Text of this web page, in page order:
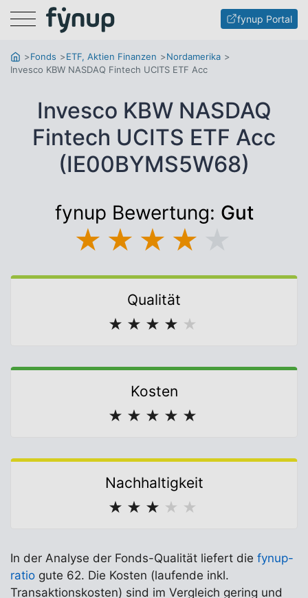
Menu fynup Portal
Fonds ETF, Aktien Finanzen
Nordamerika
Invesco KBW NASDAQ Fintech UCITS ETF Acc
Invesco KBW NASDAQ
Fintech UCITS ETF Acc
(IE00BYMS5W68)
fynup Bewertung: Gut
★ ★ ★ ★
Qualität
★ ★ ★ ★ ★
Kosten
★ ★ ★ ★ ★
Nachhaltigkeit
★ ★ ★ ★ ★
In der Analyse der Fonds-Qualität liefert die fynup-
ratio gute 62. Die Kosten (laufende inkl.
Transaktionskosten) sind im Vergleich gering und